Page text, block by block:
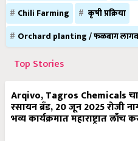
Chili Farming
कृषी प्रक्रिया
Orchard planting / फळबाग
Top Stories
Arqivo, Tagros Chemicals
रसायन ब्रँड, 20 जून 2025 रोजी
भव्य कार्यक्रमात महाराष्ट्रात